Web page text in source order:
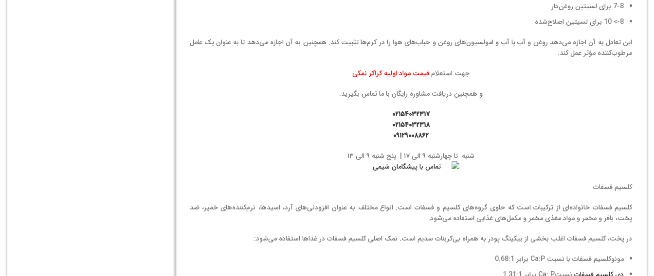
7-8 برای لسیتین روغن‌دار
8-> 10 برای لسیتین اصلاح‌شده
این تعادل به آن اجازه می‌دهد روغن و آب یا آب و امولسیون‌های روغن و حباب‌های هوا را در کرم‌ها تثبیت کند. همچنین به آن اجازه می‌دهد تا به عنوان یک عامل
مرطوب‌کننده مؤثر عمل کند.
جهت استعلامقیمت مواد اولیه کراکر نمکی
و همچنین دریافت مشاوره رایگان با ما تماس بگیرید.
۰۲۱۵۴۰۳۲۳۱۷
۰۲۱۵۴۰۳۲۳۱۸
۰۹۱۲۹۰۰۸۸۶۲
شنبه تا چهارشنبه ۹ الی ۱۷ | پنج شنبه ۹ الی ۱۳
کلسیم فسفات
کلسیم فسفات خانواده‌ای از ترکیبات است که حاوی گروه‌های کلسیم و فسفات است. انواع مختلف به عنوان افزودنی‌های آرد، اسیدها، نرم‌کننده‌های خمیر، ضد
پخت، بافر و مخمر و مواد مغذی مخمر و مکمل‌های غذایی استفاده می‌شود.
در پخت، کلسیم فسفات اغلب بخشی از بیکینگ پودر به همراه بی‌کربنات سدیم است. نمک اصلی کلسیم فسفات در غذاها استفاده می‌شود:
مونوکلسیم فسفات با نسبت Ca:P برابر 0.68:1